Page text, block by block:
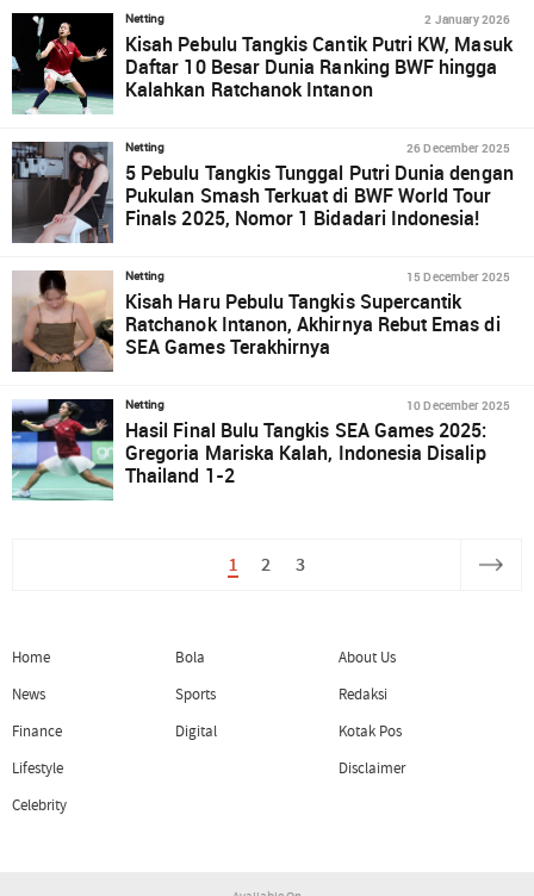
Netting 2 January 2026
Kisah Pebulu Tangkis Cantik Putri KW, Masuk
Daftar 10 Besar Dunia Ranking BWF hingga
Kalahkan Ratchanok Intanon
Netting 26 December 2025
5 Pebulu Tangkis Tunggal Putri Dunia dengan
Pukulan Smash Terkuat di BWF World Tour
Finals 2025, Nomor 1 Bidadari Indonesia!
Netting 15 December 2025
Kisah Haru Pebulu Tangkis Supercantik
Ratchanok Intanon, Akhirnya Rebut Emas di
SEA Games Terakhirnya
Netting 10 December 2025
Hasil Final Bulu Tangkis SEA Games 2025:
Gregoria Mariska Kalah, Indonesia Disalip
Thailand 1-2
1 2 3
Home
News
Finance
Lifestyle
Celebrity
Bola
Sports
Digital
About Us
Redaksi
Kotak Pos
Disclaimer